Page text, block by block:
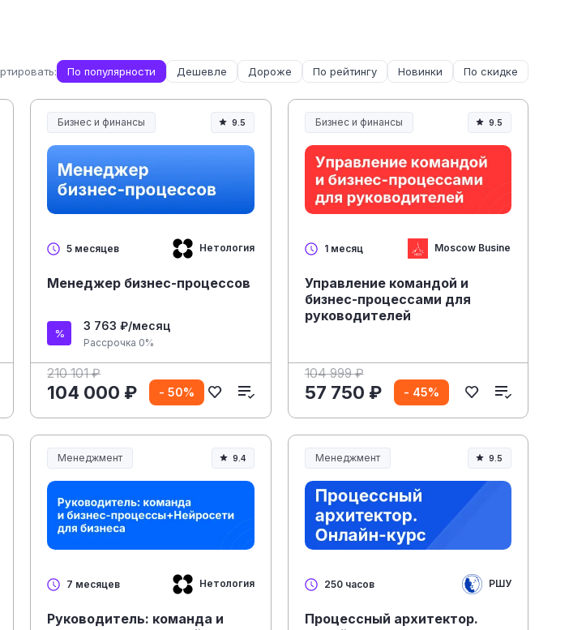
По популярности Дешевле Дороже По рейтингу Новинки По скидке
Бизнес и финансы 9.5
5 месяцев Нетология
Менеджер бизнес-процессов
3 763 ₽/месяц
Рассрочка 0%
210 101 ₽
104 000 ₽ - 50%
Бизнес и финансы 9.5
1 месяц Moscow Business
Управление командой и
бизнес-процессами для
руководителей
104 999 ₽
57 750 ₽ - 45%
Менеджмент
Менеджмент и управление
9.4
7 месяцев Нетология
Руководитель: команда и
Менеджмент
Менеджмент и управление
9.5
250 часов РШУ
Процессный архитектор.